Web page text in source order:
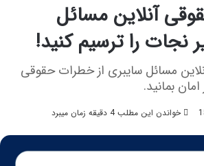
آنلاین مسائل
نجات را ترسیم کنید!
مسائل سایبری از خطرات حقوقی
بمانید.
خواندن این مطلب 4 دقیقه زمان میبرد